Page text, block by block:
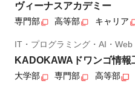
ヴィーナスアカデミー
専門部 高等部 キャリア
IT・プログラミング・AI・Web
KADOKAWAドワンゴ情報
大学部 専門部 高等部